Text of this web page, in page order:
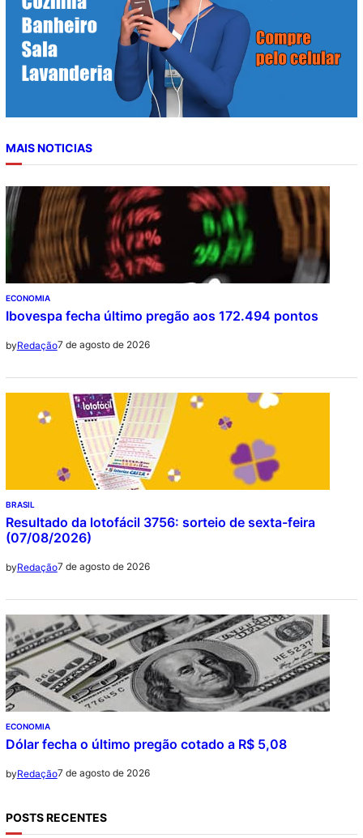
MAIS NOTICIAS
ECONOMIA
Ibovespa fecha último pregão aos 172.494 pontos
byRedação7 de agosto de 2026
BRASIL
Resultado da lotofácil 3756: sorteio de sexta-feira
(07/08/2026)
byRedação7 de agosto de 2026
ECONOMIA
Dólar fecha o último pregão cotado a R$ 5,08
byRedação7 de agosto de 2026
POSTS RECENTES